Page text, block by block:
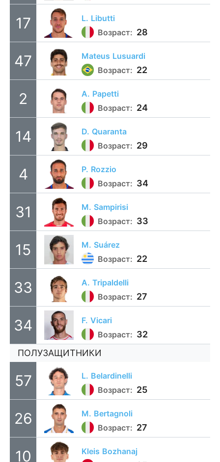
17 L. Libutti
Возраст: 28
47 Mateus Lusuardi
Возраст: 22
2 A. Papetti
Возраст: 24
14 D. Quaranta
Возраст: 29
4 P. Rozzio
Возраст: 34
31 M. Sampirisi
Возраст: 33
15 M. Suárez
Возраст: 22
33 A. Tripaldelli
Возраст: 27
34 F. Vicari
Возраст: 32
ПОЛУЗАЩИТНИКИ
57 L. Belardinelli
Возраст: 25
26 M. Bertagnoli
Возраст: 27
10 Kleis Bozhanaj